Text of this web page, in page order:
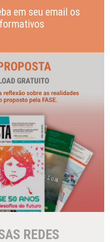
em seu email os
REDES